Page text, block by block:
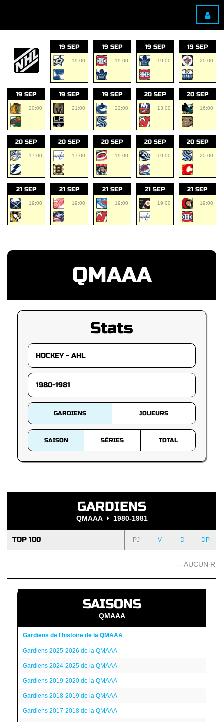
19 SEP
19:00
19 SEP
19:00
19 SEP
19:00
19 SEP
20:00
19 SEP
20:00
19 SEP
21:00
19 SEP
22:00
20 SEP
13:00
20 SEP
16:00
20 SEP
17:00
20 SEP
17:00
20 SEP
19:00
20 SEP
19:00
20 SEP
20:00
21 SEP
19:00
21 SEP
19:00
21 SEP
19:00
21 SEP
19:00
21 SEP
19:00
QMAAA
Stats
GARDIENS JOUEURS
SAISON SÉRIES TOTAL
GARDIENS
QMAAA 1980-1981
TOP 100 PJ V D DP
--- AUCUN
SAISONS
QMAAA
Gardiens de l'histoire de la QMAAA
Gardiens 2025-2026 de la QMAAA
Gardiens 2024-2025 de la QMAAA
Gardiens 2019-2020 de la QMAAA
Gardiens 2018-2019 de la QMAAA
Gardiens 2017-2018 de la QMAAA